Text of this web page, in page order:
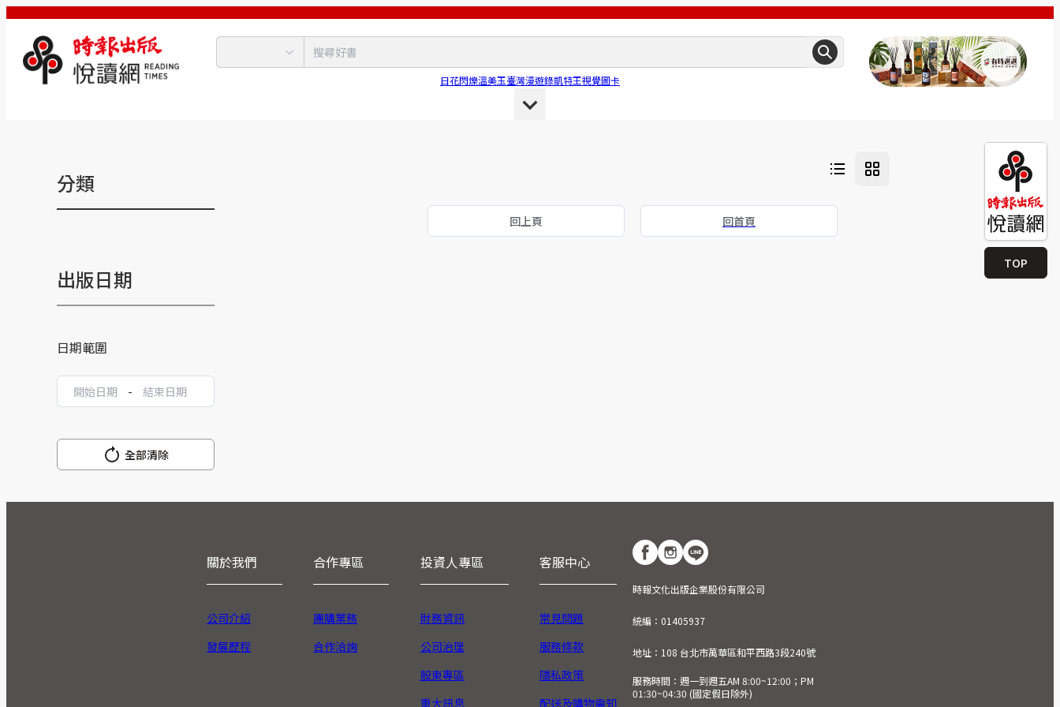
日花閃爍溫美玉臺灣漫遊錄凱特王視覺圖卡
TOP
分類
出版日期
日期範圍
-
全部清除
回上頁 回首頁
關於我們
公司介紹
發展歷程
合作專區
團購業務
合作洽詢
投資人專區
財務資訊
公司治理
股東專區
重大訊息
客服中心
常見問題
服務條款
隱私政策
配送及購物需知
時報文化出版企業股份有限公司
統編：01405937
地址：108 台北市萬華區和平西路3段240號
服務時間：週一到週五AM 8:00~12:00；PM
01:30~04:30 (國定假日除外)